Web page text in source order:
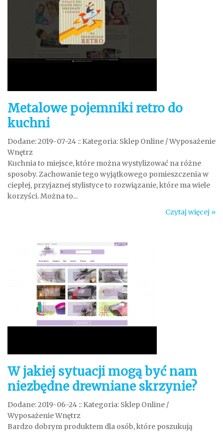
Metalowe pojemniki retro do
kuchni
Dodane: 2019-07-24 :: Kategoria: Sklep Online / Wyposażenie
Wnętrz
Kuchnia to miejsce, które można wystylizować na różne
sposoby. Zachowanie tego wyjątkowego pomieszczenia w
ciepłej, przyjaznej stylistyce to rozwiązanie, które ma wiele
korzyści. Można to...
Czytaj więcej »
W jakiej sytuacji mogą być nam
niezbędne drewniane skrzynie?
Dodane: 2019-06-24 :: Kategoria: Sklep Online /
Wyposażenie Wnętrz
Bardzo dobrym produktem dla osób, które poszukują